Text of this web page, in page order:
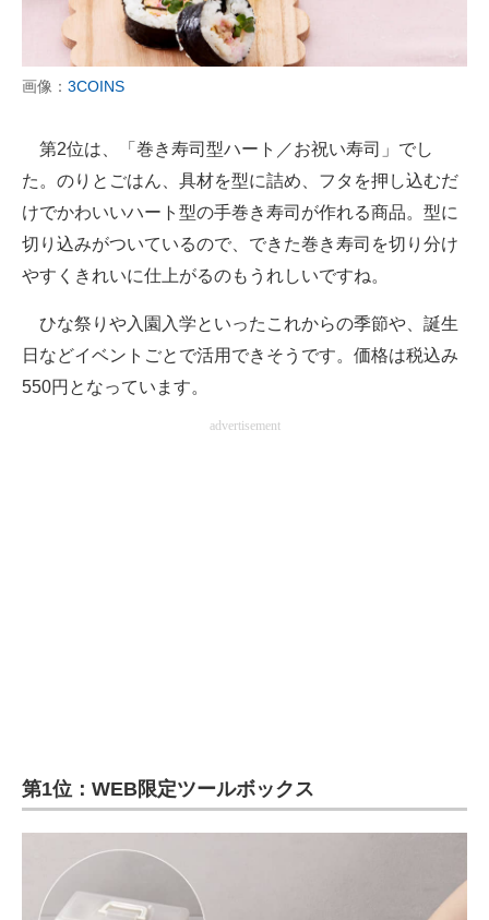
画像： 3COINS
第2位は、「巻き寿司型ハート／お祝い寿司」でし
た。のりとごはん、具材を型に詰め、フタを押し込むだ
けでかわいいハート型の手巻き寿司が作れる商品。型に
切り込みがついているので、できた巻き寿司を切り分け
やすくきれいに仕上がるのもうれしいですね。
ひな祭りや入園入学といったこれからの季節や、誕生
日などイベントごとで活用できそうです。価格は税込み
550円となっています。
advertisement
第1位：WEB限定ツールボックス